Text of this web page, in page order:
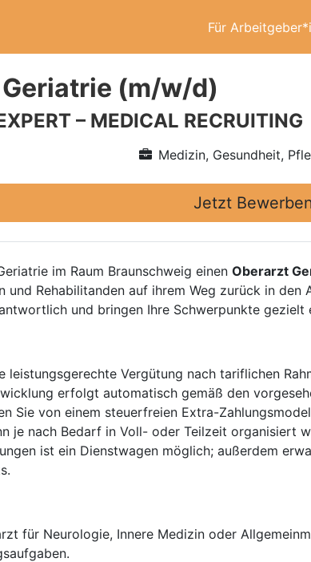
Für
(m/w/d)
– MEDICAL RECRUITING
Medizin, Gesundheit,
Jetzt
im Raum Braunschweig einen Oberarzt
und Rehabilitanden auf ihrem Weg zurück in
und bringen Ihre Schwerpunkte gezielt
leistungsgerechte Vergütung nach tariflichen
erfolgt automatisch gemäß den
Sie von einem steuerfreien Extra-
je nach Bedarf in Voll- oder Teilzeit organisiert
ist ein Dienstwagen möglich; außerdem
für Neurologie, Innere Medizin oder